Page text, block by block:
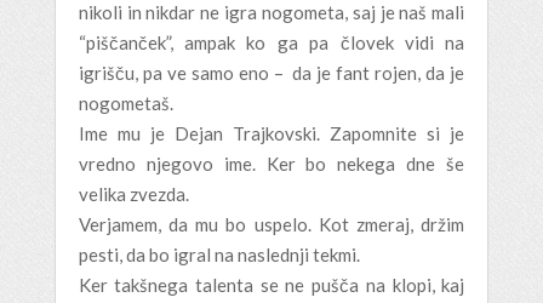
nikoli in nikdar ne igra nogometa, saj je naš mali
“piščanček”, ampak ko ga pa človek vidi na
igrišču, pa ve samo eno – da je fant rojen, da je
nogometaš.
Ime mu je Dejan Trajkovski. Zapomnite si je
vredno njegovo ime. Ker bo nekega dne še
velika zvezda.
Verjamem, da mu bo uspelo. Kot zmeraj, držim
pesti, da bo igral na naslednji tekmi.
Ker takšnega talenta se ne pušča na klopi, kaj